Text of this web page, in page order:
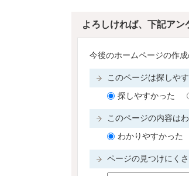
よろしければ、下記アン
今後のホームページの作
このページは探しや
探しやすかった
このページの内容は
わかりやすかった
ページの見つけにく